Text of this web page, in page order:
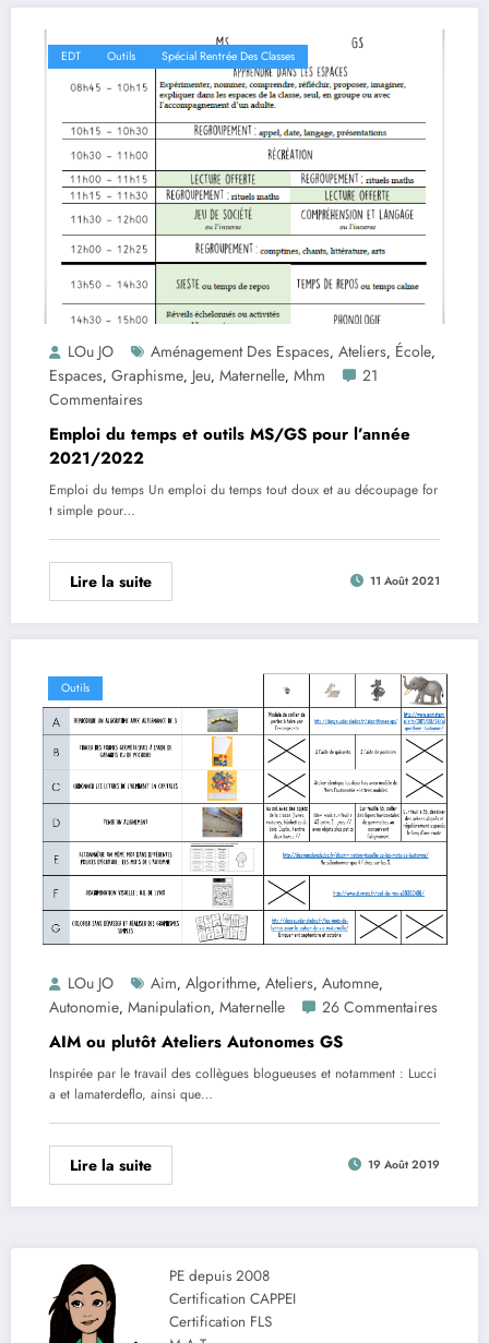
EDT Outils Spécial Rentrée Des Classes
LOu JO Aménagement Des Espaces, Ateliers, École,
Espaces, Graphisme, Jeu, Maternelle, Mhm
21
Commentaires
Emploi du temps et outils MS/GS pour l’année
2021/2022
Emploi du temps Un emploi du temps tout doux et au découpage for
t simple pour…
Lire la suite 11 Août 2021
Outils
LOu JO Aim, Algorithme, Ateliers, Automne,
Autonomie, Manipulation, Maternelle 26 Commentaires
AIM ou plutôt Ateliers Autonomes GS
Inspirée par le travail des collègues blogueuses et notamment : Lucci
a et lamaterdeflo, ainsi que…
Lire la suite 19 Août 2019
PE depuis 2008
Certification CAPPEI
Certification FLS